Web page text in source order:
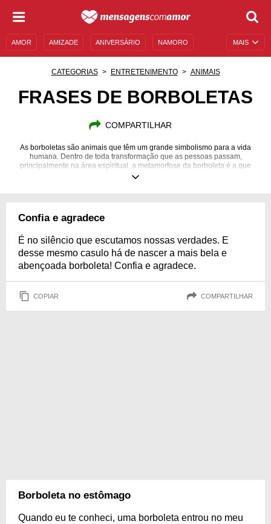
MAIS
AMOR AMIZADE ANIVERSÁRIO NAMORO
CATEGORIAS ENTRETENIMENTO ANIMAIS
FRASES DE BORBOLETAS
COMPARTILHAR
As borboletas são animais que têm um grande simbolismo para a vida
humana. Dentro de toda transformação que as pessoas passam,
principalmente na área espiritual, a metamorfose da borboleta é a que
mais inspira a evolução. Esse inseto fica por muito tempo dentro do seu
frases de borboleta e reflita sobre a transformação da vida!
Confia e agradece
É no silêncio que escutamos nossas verdades. E
desse mesmo casulo há de nascer a mais bela e
abençoada borboleta! Confia e agradece.
COPIAR COMPARTILHAR
Borboleta no estômago
Quando eu te conheci, uma borboleta entrou no meu